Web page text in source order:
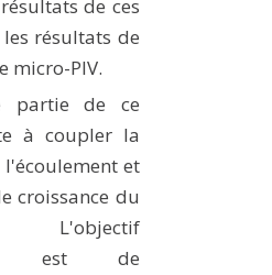
de ces
résultats de
micro-PIV.
partie de ce
à coupler la
et
croissance du
est de